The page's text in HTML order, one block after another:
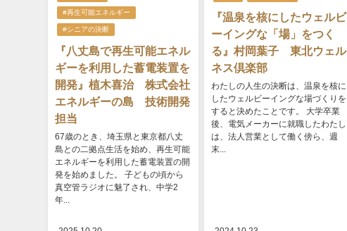
#再生可能エネルギー
#シニアの決断
『八丈島で再生可能エネル
ギーを利用した蓄電装置を
開発』植木喜治 株式会社
エネルギーの島 技術開発
担当
67歳のとき、埼玉県と東京都八丈
島との二拠点生活を始め、再生可能
エネルギーを利用した蓄電装置の開
発を始めました。 子どもの頃から
真空管ラジオに魅了され、中学2
年...
『温泉を核にしたウェルビ
ーイングな「場」をつく
る』村岡葉子 東北ウェル
ネス倶楽部
わたしの人生の決断は、温泉を核に
したウェルビーイングな場づくりを
すると決めたことです。 大学卒業
後、電気メーカーに就職したわたし
は、法人営業として働く傍ら、週
末...